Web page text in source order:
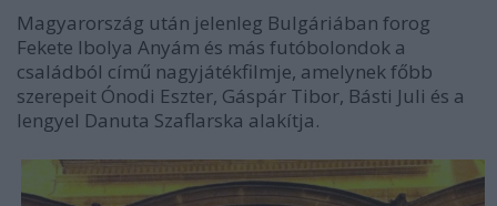
Magyarország után jelenleg Bulgáriában forog
Fekete Ibolya Anyám és más futóbolondok a
családból című nagyjátékfilmje, amelynek főbb
szerepeit Ónodi Eszter, Gáspár Tibor, Básti Juli és a
lengyel Danuta Szaflarska alakítja.